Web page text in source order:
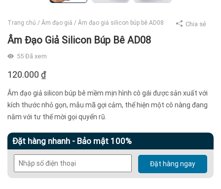
Trang chủ / Âm đạo giả / Âm đạo giả silicon búp bê AD08
Âm Đạo Giả Silicon Búp Bê AD08
55 Đã xem
120.000 ₫
Âm đạo giả silicon búp bê mềm mịn hình cô gái được sản xuất với
kích thước nhỏ gọn, mẫu mã gợi cảm, thể hiện một cô nàng đang
nằm với tư thế mời gọi quyến rũ.
Đặt hàng nhanh - Bảo mật 100%
Đặt hàng ngay
Chia sẻ